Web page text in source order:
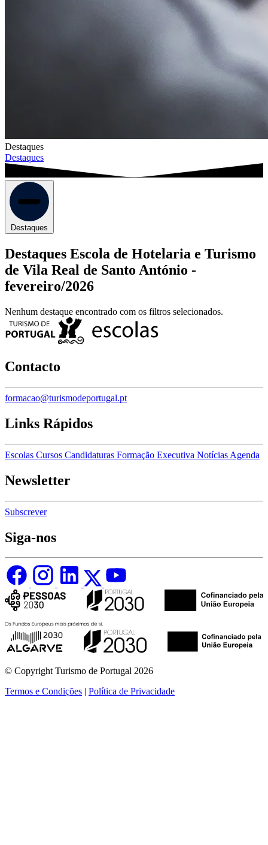
Destaques
Destaques
Destaques
Destaques Escola de Hotelaria e Turismo
de Vila Real de Santo António -
fevereiro/2026
Nenhum destaque encontrado com os filtros selecionados.
Contacto
formacao@turismodeportugal.pt
Links Rápidos
Escolas Cursos Candidaturas Formação Executiva Notícias Agenda
Newsletter
Subscrever
Siga-nos
© Copyright Turismo de Portugal 2026
Termos e Condições | Política de Privacidade